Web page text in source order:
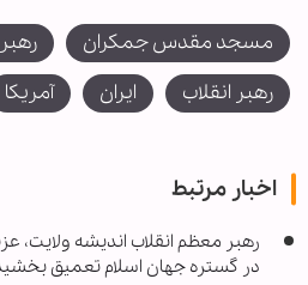
مسجد مقدس جمکران
رهبر انقلاب
ایران آمریکا
اخبار مرتبط
رهبر معظم انقلاب اندیشه ولایت،
در گستره جهان اسلام تعمیق